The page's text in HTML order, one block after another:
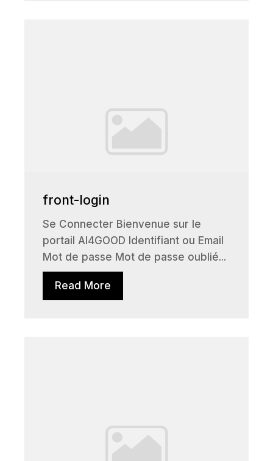
front-login
Se Connecter Bienvenue sur le
portail AI4GOOD Identifiant ou Email
Mot de passe Mot de passe oublié...
Read More